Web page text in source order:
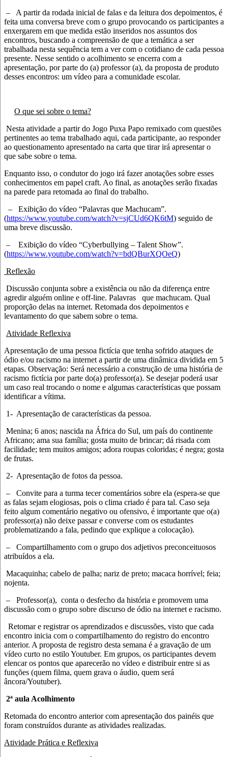
– A partir da rodada inicial de falas e da leitura dos depoimentos, é
feita uma conversa breve com o grupo provocando os participantes a
enxergarem em que medida estão inseridos nos assuntos dos
encontros, buscando a compreensão de que a temática a ser
trabalhada nesta sequência tem a ver com o cotidiano de cada pessoa
presente. Nesse sentido o acolhimento se encerra com a
apresentação, por parte do (a) professor (a), da proposta de produto
desses encontros: um vídeo para a comunidade escolar.
O que sei sobre o tema?
Nesta atividade a partir do Jogo Puxa Papo remixado com questões
pertinentes ao tema trabalhado aqui, cada participante, ao responder
ao questionamento apresentado na carta que tirar irá apresentar o
que sabe sobre o tema.
Enquanto isso, o condutor do jogo irá fazer anotações sobre esses
conhecimentos em papel craft. Ao final, as anotações serão fixadas
na parede para retomada ao final do trabalho.
– Exibição do vídeo “Palavras que Machucam”.
(https://www.youtube.com/watch?v=sjCUd6QK6tM) seguido de
uma breve discussão.
– Exibição do vídeo “Cyberbullying – Talent Show”.
(https://www.youtube.com/watch?v=bdQBurXQOeQ)
Reflexão
Discussão conjunta sobre a existência ou não da diferença entre
agredir alguém online e off-line. Palavras que machucam. Qual
proporção delas na internet. Retomada dos depoimentos e
levantamento do que sabem sobre o tema.
Atividade Reflexiva
Apresentação de uma pessoa fictícia que tenha sofrido ataques de
ódio e/ou racismo na internet a partir de uma dinâmica dividida em 5
etapas. Observação: Será necessário a construção de uma história de
racismo fictícia por parte do(a) professor(a). Se desejar poderá usar
um caso real trocando o nome e algumas características que possam
identificar a vítima.
1- Apresentação de características da pessoa.
Menina; 6 anos; nascida na África do Sul, um país do continente
Africano; ama sua família; gosta muito de brincar; dá risada com
facilidade; tem muitos amigos; adora roupas coloridas; é negra; gosta
de frutas.
2- Apresentação de fotos da pessoa.
– Convite para a turma tecer comentários sobre ela (espera-se que
as falas sejam elogiosas, pois o clima criado é para tal. Caso seja
feito algum comentário negativo ou ofensivo, é importante que o(a)
professor(a) não deixe passar e converse com os estudantes
problematizando a fala, pedindo que explique a colocação).
– Compartilhamento com o grupo dos adjetivos preconceituosos
atribuídos a ela.
Macaquinha; cabelo de palha; nariz de preto; macaca horrível; feia;
nojenta.
– Professor(a), conta o desfecho da história e promovem uma
discussão com o grupo sobre discurso de ódio na internet e racismo.
Retomar e registrar os aprendizados e discussões, visto que cada
encontro inicia com o compartilhamento do registro do encontro
anterior. A proposta de registro desta semana é a gravação de um
vídeo curto no estilo Youtuber. Em grupos, os participantes devem
elencar os pontos que aparecerão no vídeo e distribuir entre si as
funções (quem filma, quem grava o áudio, quem será
âncora/Youtuber).
2ª aula Acolhimento
Retomada do encontro anterior com apresentação dos painéis que
foram construídos durante as atividades realizadas.
Atividade Prática e Reflexiva